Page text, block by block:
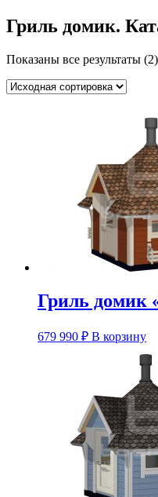
Гриль домик.
Показаны все результаты (2)
Гриль домик
679 990 ₽ В корзину